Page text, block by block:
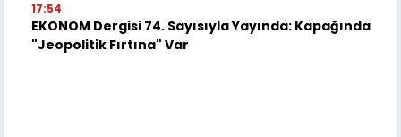
17:54
EKONOM Dergisi 74. Sayısıyla Yayında: Kapağında
"Jeopolitik Fırtına" Var